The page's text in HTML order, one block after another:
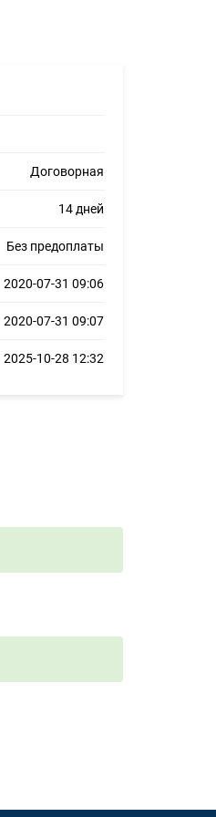
Договорная
14 дней
Без предоплаты
2020-07-31 09:06
2020-07-31 09:07
2025-10-28 12:32